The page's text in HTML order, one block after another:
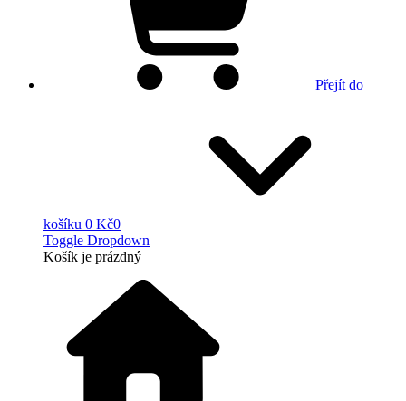
Přejít do
košíku 0 Kč0
Toggle Dropdown
Košík je prázdný